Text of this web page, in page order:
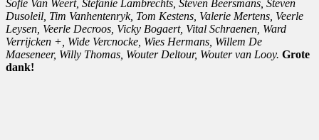
Sofie Van Weert, Stefanie Lambrechts, Steven Beersmans, Steven
Dusoleil, Tim Vanhentenryk, Tom Kestens, Valerie Mertens, Veerle
Leysen, Veerle Decroos, Vicky Bogaert, Vital Schraenen, Ward
Verrijcken +, Wide Vercnocke, Wies Hermans, Willem De
Maeseneer, Willy Thomas, Wouter Deltour, Wouter van Looy. Grote
dank!